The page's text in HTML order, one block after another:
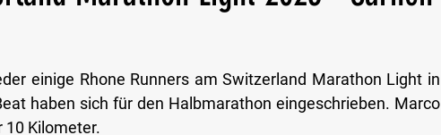
einige Rhone Runners am Switzerland Marathon Light in
haben sich für den Halbmarathon eingeschrieben. Marco
10 Kilometer.